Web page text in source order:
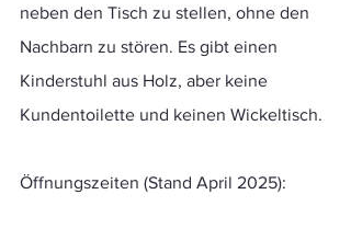
neben den Tisch zu stellen, ohne den
Nachbarn zu stören. Es gibt einen
Kinderstuhl aus Holz, aber keine
Kundentoilette und keinen Wickeltisch.
Öffnungszeiten (Stand April 2025):